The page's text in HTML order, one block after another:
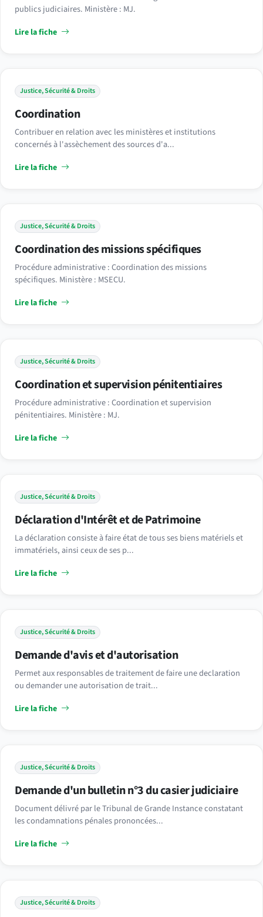
publics judiciaires. Ministère : MJ.
Lire la fiche
Justice, Sécurité & Droits
Coordination
Contribuer en relation avec les ministères et institutions
concernés à l'assèchement des sources d'a...
Lire la fiche
Justice, Sécurité & Droits
Coordination des missions spécifiques
Procédure administrative : Coordination des missions
spécifiques. Ministère : MSECU.
Lire la fiche
Justice, Sécurité & Droits
Coordination et supervision pénitentiaires
Procédure administrative : Coordination et supervision
pénitentiaires. Ministère : MJ.
Lire la fiche
Justice, Sécurité & Droits
Déclaration d'Intérêt et de Patrimoine
La déclaration consiste à faire état de tous ses biens matériels et
immatériels, ainsi ceux de ses p...
Lire la fiche
Justice, Sécurité & Droits
Demande d'avis et d'autorisation
Permet aux responsables de traitement de faire une declaration
ou demander une autorisation de trait...
Lire la fiche
Justice, Sécurité & Droits
Demande d'un bulletin n°3 du casier judiciaire
Document délivré par le Tribunal de Grande Instance constatant
les condamnations pénales prononcées...
Lire la fiche
Justice, Sécurité & Droits